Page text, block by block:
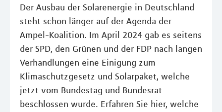
Der Ausbau der Solarenergie in Deutschland
steht schon länger auf der Agenda der
Ampel-Koalition. Im April 2024 gab es seitens
der SPD, den Grünen und der FDP nach langen
Verhandlungen eine Einigung zum
Klimaschutzgesetz und Solarpaket, welche
jetzt vom Bundestag und Bundesrat
beschlossen wurde. Erfahren Sie hier, welche